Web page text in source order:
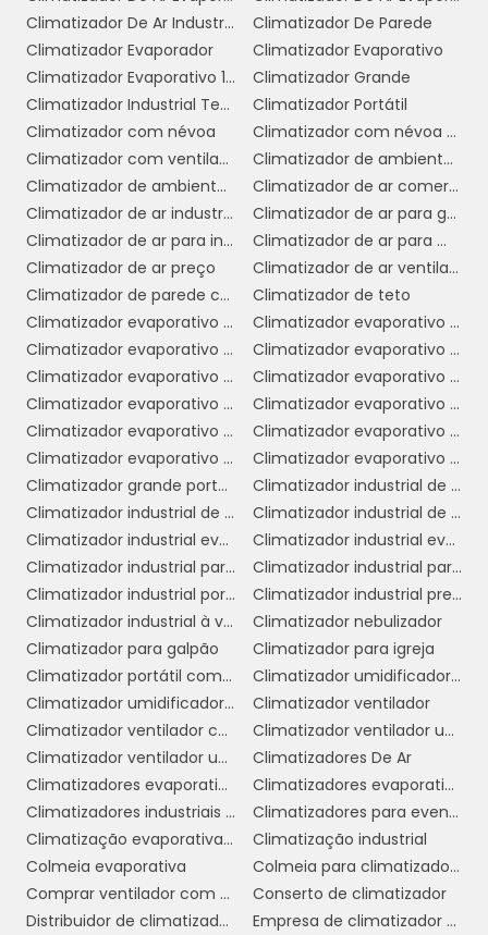
orçamento limitado.
3. Sustentabilidade:
Esses climatizadores
utilizam água como meio de resfriamento, o
que os torna uma alternativa ecológica. Ao
evitar o uso de refrigerantes químicos, eles
contribuem para a redução das emissões de
gases de efeito estufa e promovem um
ambiente mais saudável.
4. Melhoria da Qualidade do Ar:
climatizadores evaporativos são projetados
para renovar o ar, proporcionando uma
ventilação constante e melhorando a
qualidade do ar interno. Isso é especialmente
importante em ambientes comerciais, onde a
circulação de ar fresco pode aumentar a
produtividade e o bem-estar dos
colaboradores.
5. Versatilidade:Esses equipamentos são
adequados para diversos tipos de ambientes,
desde lojas e escritórios até armazéns e
fábricas. Sua flexibilidade permite que sejam
utilizados em diferentes configurações e
necessidades de climatização.
6. Facilidade de Manutenção:Os
climatizadores evaporativos requerem menos
manutenção do que os sistemas de ar
condicionado convencionais. A limpeza
regular dos filtros e reservatórios é simples e
pode ser realizada facilmente, garantindo a
eficiência do equipamento e a qualidade do
ar.
Climatizador De Ar Industrial Evaporativo
Climatizador De Parede
Climatizador Evaporador
Climatizador Evaporativo
Climatizador Evaporativo 110v
Climatizador Grande
Climatizador Industrial Teto
Climatizador Portátil
Climatizador com névoa
Climatizador com névoa de água
Climatizador com ventilador
Climatizador de ambiente industrial
Climatizador de ambientes comerciais
Climatizador de ar comercial
Climatizador de ar industrial
Climatizador de ar para galpão
Climatizador de ar para indústria
Climatizador de ar para mercado
Climatizador de ar preço
Climatizador de ar ventilador
Climatizador de parede comercial
Climatizador de teto
Climatizador evaporativo comercial
Climatizador evaporativo comercial preço
Climatizador evaporativo de ar
Climatizador evaporativo de parede
Climatizador evaporativo de parede preço
Climatizador evaporativo de teto
Climatizador evaporativo industrial
Climatizador evaporativo industrial portátil
Climatizador evaporativo para academia
Climatizador evaporativo portátil
Climatizador evaporativo portátil preço
Climatizador evaporativo valor
Climatizador grande portátil
Climatizador industrial de ar
Climatizador industrial de parede
Climatizador industrial de parede preço
Climatizador industrial evaporativo
Climatizador industrial evaporativo de ambientes portátil
Climatizador industrial para galpão
Climatizador industrial para igrejas
Climatizador industrial portátil
Climatizador industrial preço
Climatizador industrial à venda
Climatizador nebulizador
Climatizador para galpão
Climatizador para igreja
Climatizador portátil com água
Climatizador umidificador industrial
Climatizador umidificador ventilador
Climatizador ventilador
Climatizador ventilador com água
Climatizador ventilador umidificador de ar
Climatizador ventilador umidificador de parede a água
Climatizadores De Ar
Climatizadores evaporativo comercial e industrial
Climatizadores evaporativos
Climatizadores industriais portáteis
Climatizadores para eventos
Climatização evaporativa industrial
Climatização industrial
Colmeia evaporativa
Colmeia para climatizador preço
Comprar ventilador com climatizador
Conserto de climatizador
Distribuidor de climatizador evaporativo
Empresa de climatizador evaporativo